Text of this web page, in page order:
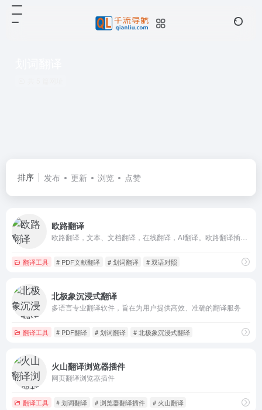
排序 发布 更新 浏览 点赞
欧路翻译
翻译工具 # PDF文献翻译 # 划词翻译 # 双语对照
北极象沉浸式翻译
多语言专业翻译软件，旨在为用户提供高效、准确的翻译服务
翻译工具 # PDF翻译 # 划词翻译 # 北极象沉浸式翻译
火山翻译浏览器插件
网页翻译浏览器插件
翻译工具 # 划词翻译 # 浏览器翻译插件 # 火山翻译